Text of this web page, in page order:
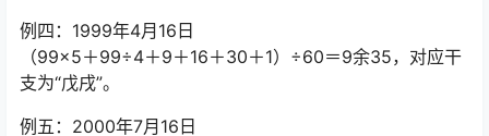
例四：1999年4月16日
（99×5＋99÷4＋9＋16＋30＋1）÷60＝9余35，对应干
支为“戊戌”。
例五：2000年7月16日